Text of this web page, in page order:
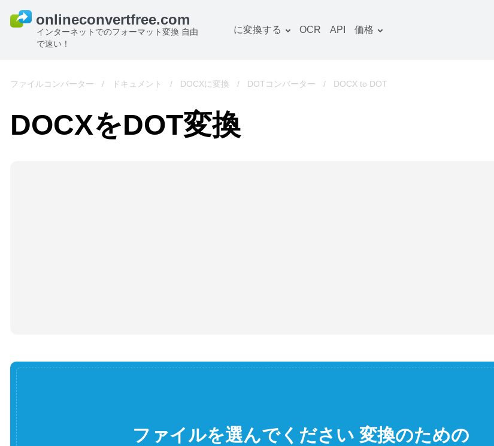
インターネットでのフォーマット変換 自由
で速い！
に変換する
画像 コンバーター
OCR API 価格
ファイルコンバーター / ドキュメント / DOCXに変換 / DOTコンバーター / DOCX to DOT
DOCXをDOT変換
ファイルを選んでください 変換のための